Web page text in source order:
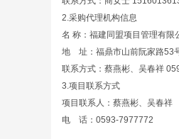
2.采购代理机构信息
名 称：福建同盟
地 址：福鼎市
联系方式：蔡燕彬
3.项目联系方式
项目联系人：蔡燕彬、吴春祥
电 话：0593-7977772